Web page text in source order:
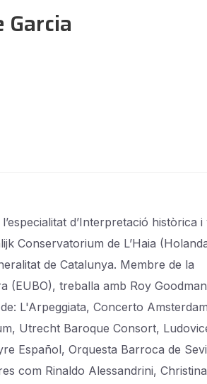
d’Interpretació històrica i
Conservatorium de L’Haia
de Catalunya. Membre de la
(EUBO), treballa amb Roy
L'Arpeggiata, Concerto
Utrecht Baroque Consort,
Español, Orquesta Barroca de
com Rinaldo Alessandrini,